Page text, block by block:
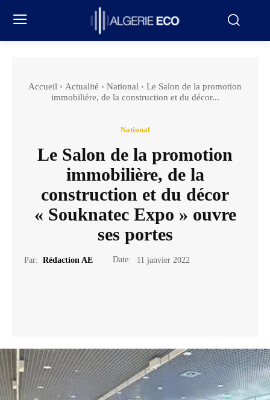
Accueil Actualité National
Le Salon de la promotion
immobilière, de la construction et du décor...
National
Le Salon de la promotion
immobilière, de la
construction et du décor
« Souknatec Expo » ouvre
ses portes
Par: Rédaction AE Date: 11 janvier 2022